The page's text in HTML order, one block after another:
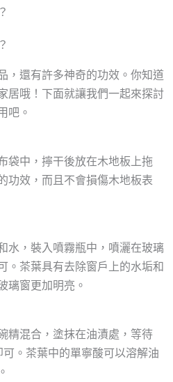
，還有許多神奇的功效。你知道
居哦！下面就讓我們一起來探討
吧。
袋中，擰干後放在木地板上拖
功效，而且不會損傷木地板表
水，裝入噴霧瓶中，噴灑在玻璃
。茶葉具有去除窗戶上的水垢和
璃窗更加明亮。
精混合，塗抹在油漬處，等待
。茶葉中的單寧酸可以溶解油